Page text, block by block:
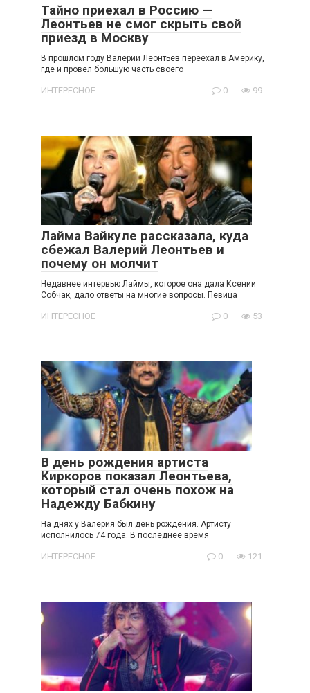
Тайно приехал в Россию —
Леонтьев не смог скрыть свой
приезд в Москву
В прошлом году Валерий Леонтьев переехал в Америку,
где и провел большую часть своего
ИНТЕРЕСНОЕ 0 99
Лайма Вайкуле рассказала, куда
сбежал Валерий Леонтьев и
почему он молчит
Недавнее интервью Лаймы, которое она дала Ксении
Собчак, дало ответы на многие вопросы. Певица
ИНТЕРЕСНОЕ 0 53
В день рождения артиста
Киркоров показал Леонтьева,
который стал очень похож на
Надежду Бабкину
На днях у Валерия был день рождения. Артисту
исполнилось 74 года. В последнее время
ИНТЕРЕСНОЕ 0 121